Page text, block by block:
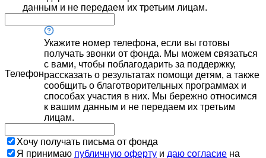
данным и не передаем их третьим лицам.
Телефон
Укажите номер телефона, если вы готовы
получать звонки от фонда. Мы можем связаться
с вами, чтобы поблагодарить за поддержку,
рассказать о результатах помощи детям, а также
сообщить о благотворительных программах и
способах участия в них. Мы бережно относимся
к вашим данным и не передаем их третьим
лицам.
Хочу получать письма от фонда
Я принимаю публичную оферту и даю согласие на